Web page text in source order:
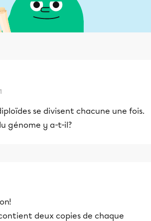
se divisent chacune une fois.
génome y a-t-il?
deux copies de chaque